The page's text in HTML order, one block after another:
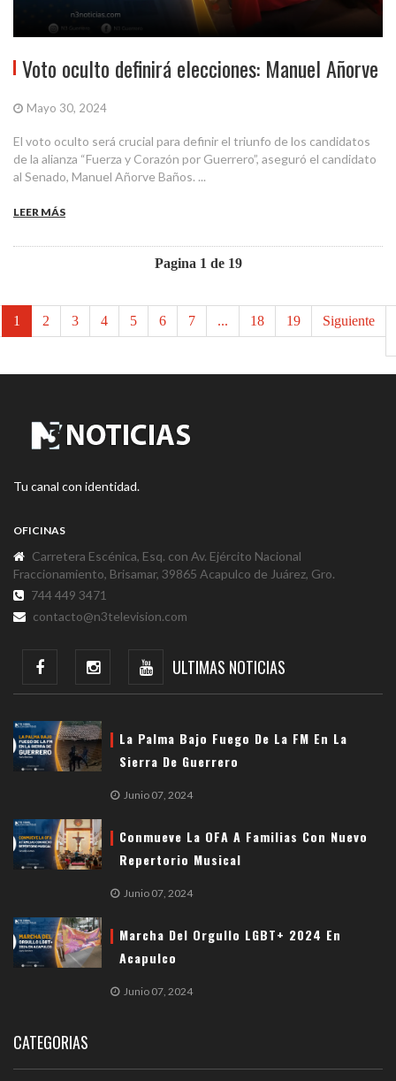
Voto oculto definirá elecciones: Manuel Añorve
Mayo 30, 2024
El voto oculto será crucial para definir el triunfo de los candidatos
de la alianza “Fuerza y Corazón por Guerrero”, aseguró el candidato
al Senado, Manuel Añorve Baños. ...
LEER MÁS
Pagina 1 de 19
1 2 3 4 5 6 7 ... 18 19 Siguiente
Tu canal con identidad.
OFICINAS
Carretera Escénica, Esq. con Av. Ejército Nacional
Fraccionamiento, Brisamar, 39865 Acapulco de Juárez, Gro.
744 449 3471
contacto@n3television.com
ULTIMAS NOTICIAS
La Palma Bajo Fuego De La FM En La
Sierra De Guerrero
Junio 07, 2024
Conmueve La OFA A Familias Con Nuevo
Repertorio Musical
Junio 07, 2024
Marcha Del Orgullo LGBT+ 2024 En
Acapulco
Junio 07, 2024
CATEGORIAS